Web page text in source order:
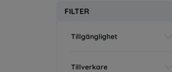
FILTER
Tillgänglighet
Tillverkare